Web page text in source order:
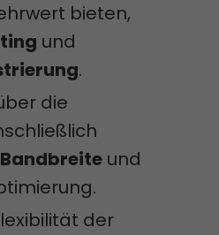
bieten,
und
.
die
und
der